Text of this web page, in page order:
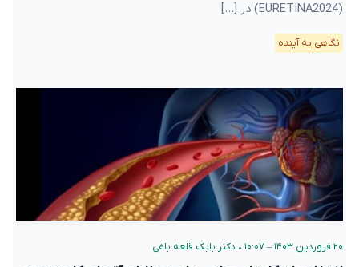
(EURETINA2024) در […]
نگاهی به آینده
۲۰ فروردین ۱۴۰۳ – ۱۰:۰۷ • دکتر بابک قلعه‌ باغی